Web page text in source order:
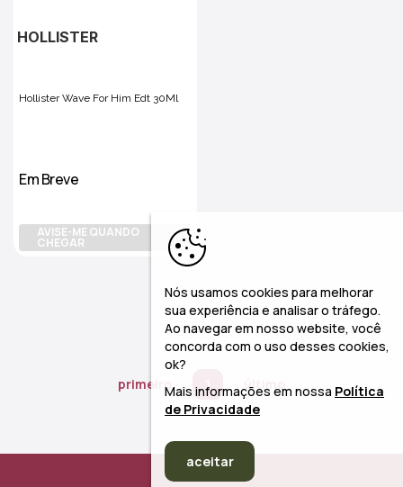
HOLLISTER
Hollister Wave For Him Edt 30Ml
Em Breve
AVISE-ME QUANDO
CHEGAR
primeiro 1 último
Nós usamos cookies para melhorar
sua experiência e analisar o tráfego.
Ao navegar em nosso website, você
concorda com o uso desses cookies,
ok?
Mais informações em nossa Política
de Privacidade
aceitar